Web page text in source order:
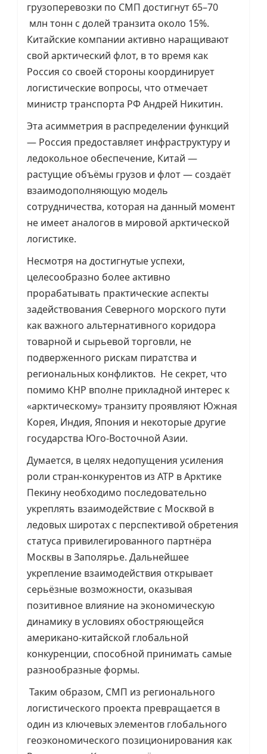
грузоперевозки по СМП достигнут 65–70
млн тонн с долей транзита около 15%.
Китайские компании активно наращивают
свой арктический флот, в то время как
Россия со своей стороны координирует
логистические вопросы, что отмечает
министр транспорта РФ Андрей Никитин.
Эта асимметрия в распределении функций
— Россия предоставляет инфраструктуру и
ледокольное обеспечение, Китай —
растущие объёмы грузов и флот — создаёт
взаимодополняющую модель
сотрудничества, которая на данный момент
не имеет аналогов в мировой арктической
логистике.
Несмотря на достигнутые успехи,
целесообразно более активно
прорабатывать практические аспекты
задействования Северного морского пути
как важного альтернативного коридора
товарной и сырьевой торговли, не
подверженного рискам пиратства и
региональных конфликтов. Не секрет, что
помимо КНР вполне прикладной интерес к
«арктическому» транзиту проявляют Южная
Корея, Индия, Япония и некоторые другие
государства Юго-Восточной Азии.
Думается, в целях недопущения усиления
роли стран-конкурентов из АТР в Арктике
Пекину необходимо последовательно
укреплять взаимодействие с Москвой в
ледовых широтах с перспективой обретения
статуса привилегированного партнёра
Москвы в Заполярье. Дальнейшее
укрепление взаимодействия открывает
серьёзные возможности, оказывая
позитивное влияние на экономическую
динамику в условиях обостряющейся
американо-китайской глобальной
конкуренции, способной принимать самые
разнообразные формы.
Таким образом, СМП из регионального
логистического проекта превращается в
один из ключевых элементов глобального
геоэкономического позиционирования как